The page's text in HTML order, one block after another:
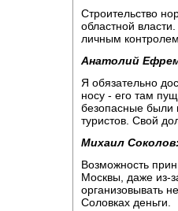
Строительство
областной
личным
Анатолий
Я обязательно
носу - его там
безопасные были
туристов. Свой
Михаил
Возможность
Москвы, даже из-
организовывать
Соловках деньги.